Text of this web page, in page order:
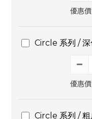
優惠
Circle 系列 /
優惠
Circle 系列 /